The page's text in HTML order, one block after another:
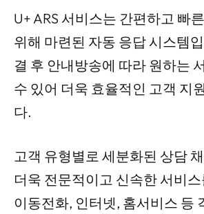
U+ ARS 서비스는 간편하고 빠
위해 마련된 자동 응답 시스템
결 후 안내방송에 따라 원하는
수 있어 더욱 효율적인 고객 지
다.
고객 유형별로 세분화된 상담
더욱 전문적이고 신속한 서비
이동전화, 인터넷, 홈서비스 등